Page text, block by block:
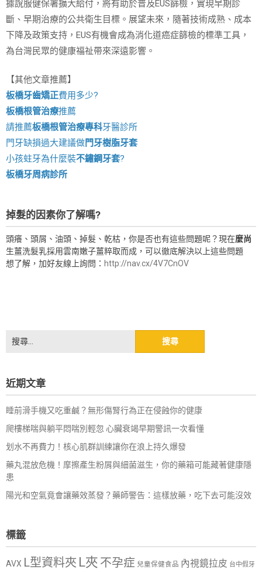
據說服健保署擴大給付，將有助於普及EUS篩檢，實現早期診
斷、早期治療的公共衛生目標。展望未來，隨著技術成熟、成本
下降及政策支持，EUS有機會成為消化道癌症篩檢的標準工具，
為台灣民眾的健康福祉帶來深遠影響。
【其他文章推薦】
板橋牙齒矯正費用多少?
板橋根管治療推薦
請推薦板橋根管治療專科牙醫診所
門牙缺損過大建議做門牙樹脂牙套
小孩蛀牙為什麼裝不鏽鋼牙套?
板橋牙周病診所
掉髮的因素你了解嗎?
頭癢、頭屑、油頭、掉髮、乾枯，你是否也有這些問題呢？現在麼尚
生薑洗髮乳採用雲南嫩子薑粹取而成，可以徹底解決以上這些問題
想了解，加好友線上詢問： http://nav.cx/4V7CnOV
搜
尋
字:
近期文章
睡前滑手機又吃重鹹？無形傷腎行為正在侵蝕你的健康
爬樓梯喘與躺平悶喘別輕忽 心臟衰竭早期警訊一次看懂
划水不再費力！核心肌群訓練讓你在浪上持久爆發
藥丸混放危機！摩擦產生粉屑與細菌滋生，你的藥箱可能藏著健康隱
患
陽光和空氣竟會讓藥效蒸發？藥師警告：這樣放藥，吃下去可能沒效
標籤
AVX L型資料夾 L夾 不孕症 兒童保健食品 內視鏡拉皮 台中假牙